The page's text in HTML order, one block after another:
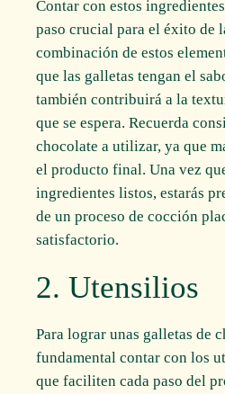
Contar con estos
paso crucial para el éxito de
combinación de estos
que las galletas tengan el
también contribuirá a la
que se espera. Recuerda
chocolate a utilizar, ya que
el producto final. Una vez
ingredientes listos, estarás
de un proceso de cocción
satisfactorio.
2. Utensilios
Para lograr unas galletas de
fundamental contar con los
que faciliten cada paso del